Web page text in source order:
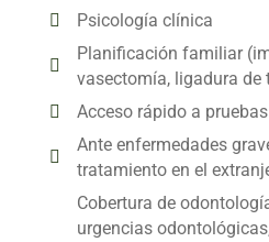
Psicología clínica
Planificación familiar
vasectomía, ligadura de
Acceso rápido a
Ante enfermedades
tratamiento en el
Cobertura de
urgencias